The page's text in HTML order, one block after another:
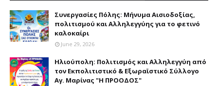
Συνεργασίες Πόλης: Mήνυμα Aισιοδοξίας,
πολιτισμού και Aλληλεγγύης για το φετινό
καλοκαίρι
June 29, 2026
Ηλιούπολη: Πολιτισμός και Aλληλεγγύη από
τον Εκπολιτιστικό & Εξωραϊστικό Σύλλογο
Αγ. Μαρίνας "Η ΠΡΟΟΔΟΣ"